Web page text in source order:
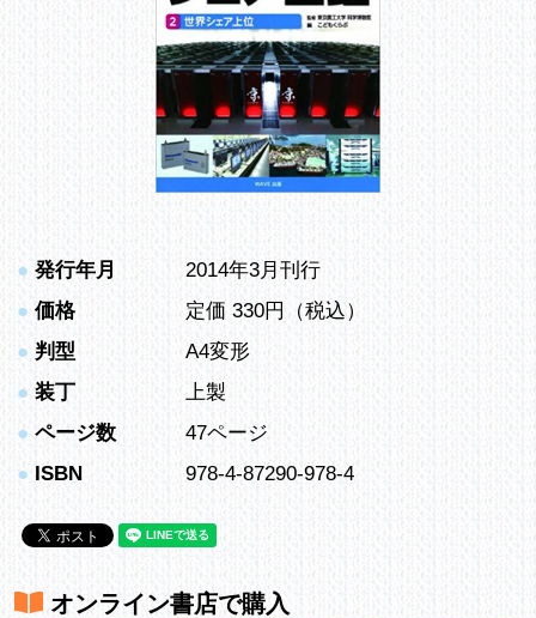
● 発行年月
2014年3月刊行
● 価格
定価 330円（税込）
● 判型
A4変形
● 装丁
上製
● ページ数
47ページ
● ISBN 978-4-87290-978-4
オンライン書店で購入